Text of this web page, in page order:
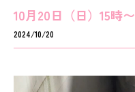
10月20日（日）15時〜
2024/10/20